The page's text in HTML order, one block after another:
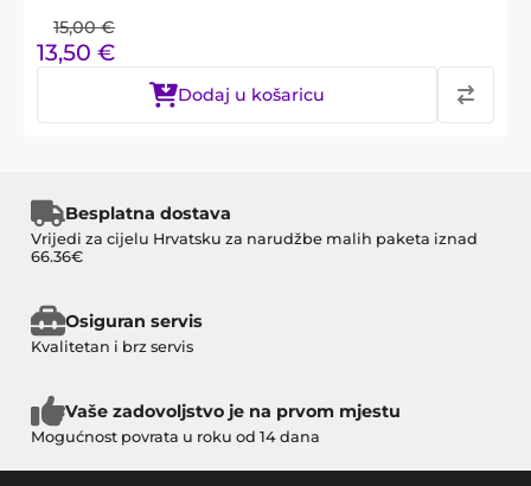
15,00 €
13,50 €
Dodaj u košaricu
Besplatna dostava
Vrijedi za cijelu Hrvatsku za narudžbe malih paketa iznad
66.36€
Osiguran servis
Kvalitetan i brz servis
Vaše zadovoljstvo je na prvom mjestu
Mogućnost povrata u roku od 14 dana